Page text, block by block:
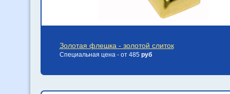
Золотая флешка - золотой слиток
Специальная цена - от 485 руб